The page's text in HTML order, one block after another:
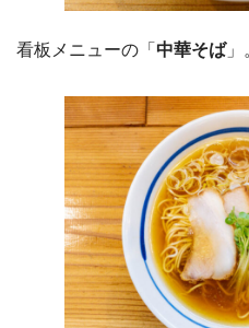
看板メニューの「中華そば」。